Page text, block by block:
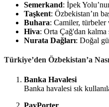
Semerkand: İpek
Taşkent: Özbekistan’ın
Buhara: Camiler,
Hiva: Orta Çağ'dan kalma
Nurata Dağları: Doğal
Türkiye’den Özbekistan’a
Banka Havalesi
Banka havalesi sık
PayPorter